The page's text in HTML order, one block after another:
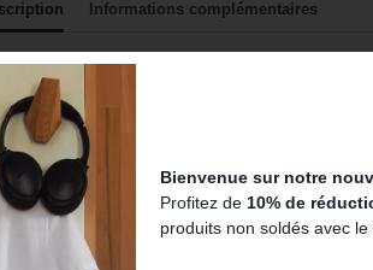
Informations complémentaires
Ses textes, sa musique nous ont toujours
un pétard qui attend plus qu’une allumette
Bienvenue sur notre
Profitez de 10% de
produits non soldés avec le